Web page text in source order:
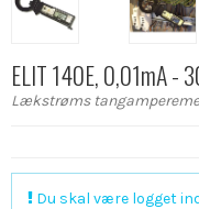
ELIT 140E, 0,01mA -
Lækstrøms
Du skal være logget